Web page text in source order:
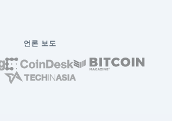
언론 보도